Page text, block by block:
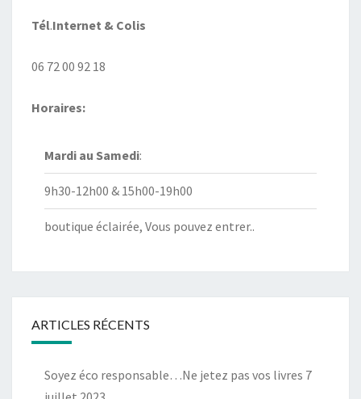
Tél.Internet & Colis
06 72 00 92 18
Horaires:
Mardi au Samedi:
9h30-12h00 & 15h00-19h00
boutique éclairée, Vous pouvez entrer..
ARTICLES RÉCENTS
Soyez éco responsable…Ne jetez pas vos livres 7